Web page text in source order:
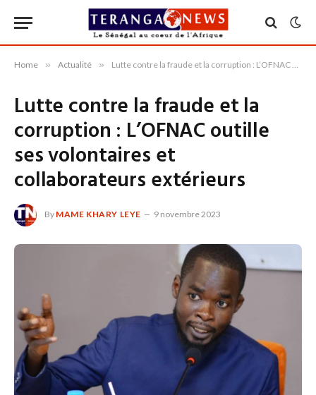
Home » Actualité » Lutte contre la fraude et la corruption : L’OFNAC outille ses volontaires et collaborateurs extérieurs
Lutte contre la fraude et la
corruption : L’OFNAC outille
ses volontaires et
collaborateurs extérieurs
By MAME KHARY LEYE 9 novembre 2023